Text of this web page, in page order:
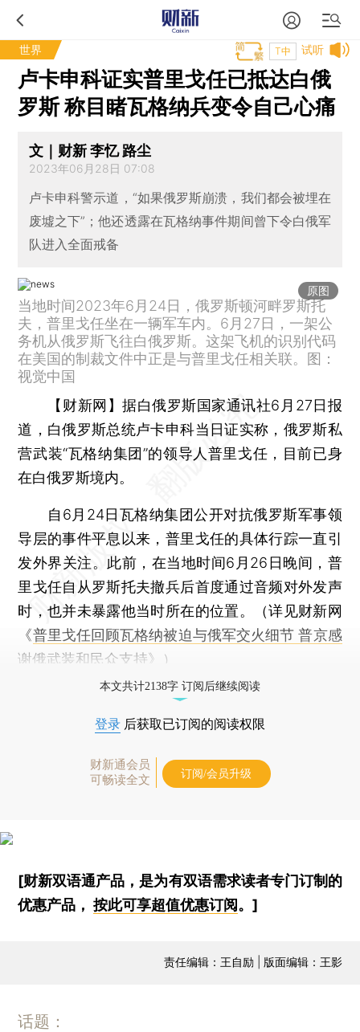
世界 试听
T中
卢卡申科证实普里戈任已抵达白俄
罗斯 称目睹瓦格纳兵变令自己心痛
文｜财新 李忆 路尘
2023年06月28日 07:08
卢卡申科警示道，“如果俄罗斯崩溃，我们都会被埋在
废墟之下”；他还透露在瓦格纳事件期间曾下令白俄军
队进入全面戒备
原图
当地时间2023年6月24日，俄罗斯顿河畔罗斯托
夫，普里戈任坐在一辆军车内。6月27日，一架公
务机从俄罗斯飞往白俄罗斯。这架飞机的识别代码
在美国的制裁文件中正是与普里戈任相关联。图：
视觉中国
【财新网】据白俄罗斯国家通讯社6月27日报
道，白俄罗斯总统卢卡申科当日证实称，俄罗斯私
营武装“瓦格纳集团”的领导人普里戈任，目前已身
在白俄罗斯境内。
自6月24日瓦格纳集团公开对抗俄罗斯军事领
导层的事件平息以来，普里戈任的具体行踪一直引
发外界关注。此前，在当地时间6月26日晚间，普
里戈任自从罗斯托夫撤兵后首度通过音频对外发声
时，也并未暴露他当时所在的位置。（详见财新网
《普里戈任回顾瓦格纳被迫与俄军交火细节 普京感
谢俄武装和民众支持》）
本文共计2138字 订阅后继续阅读
登录 后获取已订阅的阅读权限
财新通会员
可畅读全文
订阅/会员升级
[财新双语通产品，是为有双语需求读者专门订制的
优惠产品，按此可享超值优惠订阅 。]
责任编辑：王自励 | 版面编辑：王影
话题：